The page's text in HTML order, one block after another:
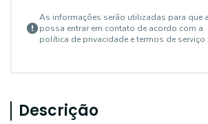
As informações serão utilizadas para que
possa entrar em contato de acordo com a
política de privacidade e termos de serviço
Descrição